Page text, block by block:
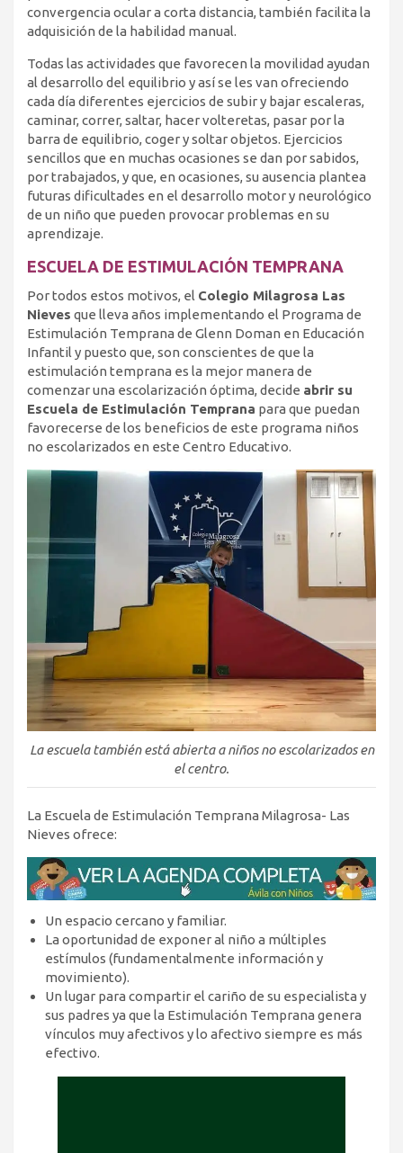
convergencia ocular a corta distancia, también facilita la
adquisición de la habilidad manual.
Todas las actividades que favorecen la movilidad ayudan
al desarrollo del equilibrio y así se les van ofreciendo
cada día diferentes ejercicios de subir y bajar escaleras,
caminar, correr, saltar, hacer volteretas, pasar por la
barra de equilibrio, coger y soltar objetos. Ejercicios
sencillos que en muchas ocasiones se dan por sabidos,
por trabajados, y que, en ocasiones, su ausencia plantea
futuras dificultades en el desarrollo motor y neurológico
de un niño que pueden provocar problemas en su
aprendizaje.
ESCUELA DE ESTIMULACIÓN TEMPRANA
Por todos estos motivos, el Colegio Milagrosa Las
Nieves que lleva años implementando el Programa de
Estimulación Temprana de Glenn Doman en Educación
Infantil y puesto que, son conscientes de que la
estimulación temprana es la mejor manera de
comenzar una escolarización óptima, decide abrir su
Escuela de Estimulación Temprana para que puedan
favorecerse de los beneficios de este programa niños
no escolarizados en este Centro Educativo.
La escuela también está abierta a niños no escolarizados en
el centro.
La Escuela de Estimulación Temprana Milagrosa- Las
Nieves ofrece:
Un espacio cercano y familiar.
La oportunidad de exponer al niño a múltiples
estímulos (fundamentalmente información y
movimiento).
Un lugar para compartir el cariño de su especialista y
sus padres ya que la Estimulación Temprana genera
vínculos muy afectivos y lo afectivo siempre es más
efectivo.